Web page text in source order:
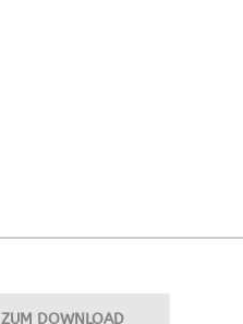
Zertifizierungen
DOWNLOAD